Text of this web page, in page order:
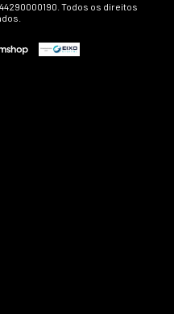
Todos os direitos